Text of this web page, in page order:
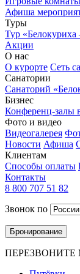
Афиша
Туры
Тур
Акции
О нас
О курорте Сеть
Санатории
Санаторий
Бизнес
Конференц-залы
Фото и видео
Видеогалерея
Новости Афиша
Клиентам
Способы оплаты
Контакты
8 800 707 51 82
Звонок по
Бронирование
ПЕРЕЗВОНИТЕ